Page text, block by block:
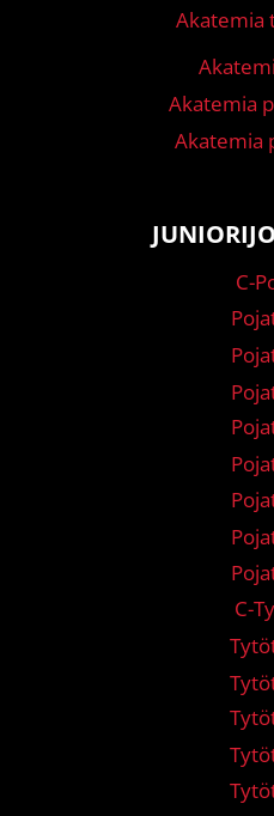
Akatemia
Akatemia
Akatemia
C-
C-